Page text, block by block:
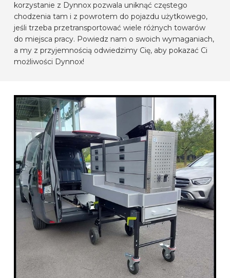
korzystanie z Dynnox pozwala uniknąć częstego
chodzenia tam i z powrotem do pojazdu użytkowego,
jeśli trzeba przetransportować wiele różnych towarów
do miejsca pracy. Powiedz nam o swoich wymaganiach,
a my z przyjemnością odwiedzimy Cię, aby pokazać Ci
możliwości Dynnox!